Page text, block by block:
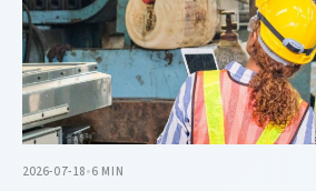
2026-07-18•6 MIN